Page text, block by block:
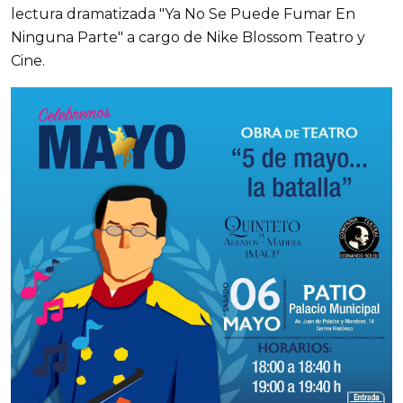
lectura dramatizada "Ya No Se Puede Fumar En
Ninguna Parte" a cargo de Nike Blossom Teatro y
Cine.